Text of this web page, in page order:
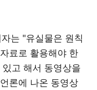
는 "유실물은 원칙
료로 활용해야 한
고 해서 동영상을
론에 나온 동영상